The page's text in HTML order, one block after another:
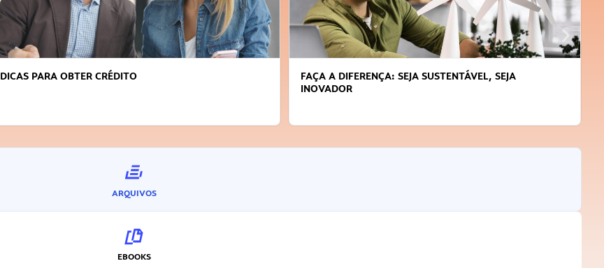
DICAS PARA OBTER CRÉDITO
FAÇA A DIFERENÇA: SEJA SUSTENTÁVEL, SEJA
INOVADOR
ARQUIVOS
EBOOKS